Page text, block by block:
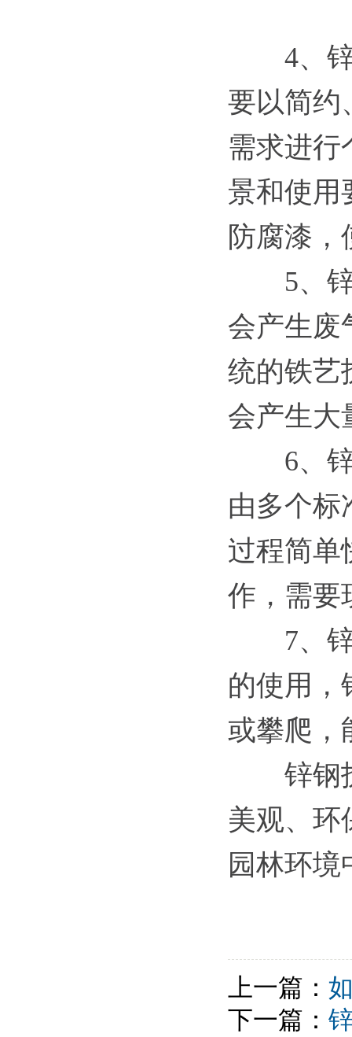
4、
要以简约
需求进行
景和使用
防腐漆
5、
会产生废
统的铁艺
会产生大
6、
由多个标
过程简单
作，需要
7、
的使用，
或攀爬，
锌钢护
美观、环
园林环
上一篇：
下一篇：